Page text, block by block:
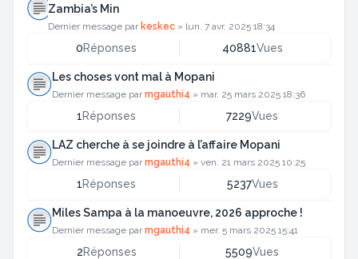
Zambia’s Min
Dernier message par keskec » lun. 7 avr. 2025 18:34
0Réponses 40881Vues
Les choses vont mal à Mopani
Dernier message parmgauthi4 » mar. 25 mars 2025 18:36
1Réponses 7229Vues
LAZ cherche à se joindre à l’affaire Mopani
Dernier message parmgauthi4 » ven. 21 mars 2025 10:25
1Réponses 5237Vues
Miles Sampa à la manoeuvre, 2026 approche !
Dernier message parmgauthi4 » mer. 5 mars 2025 15:41
2Réponses 5509Vues